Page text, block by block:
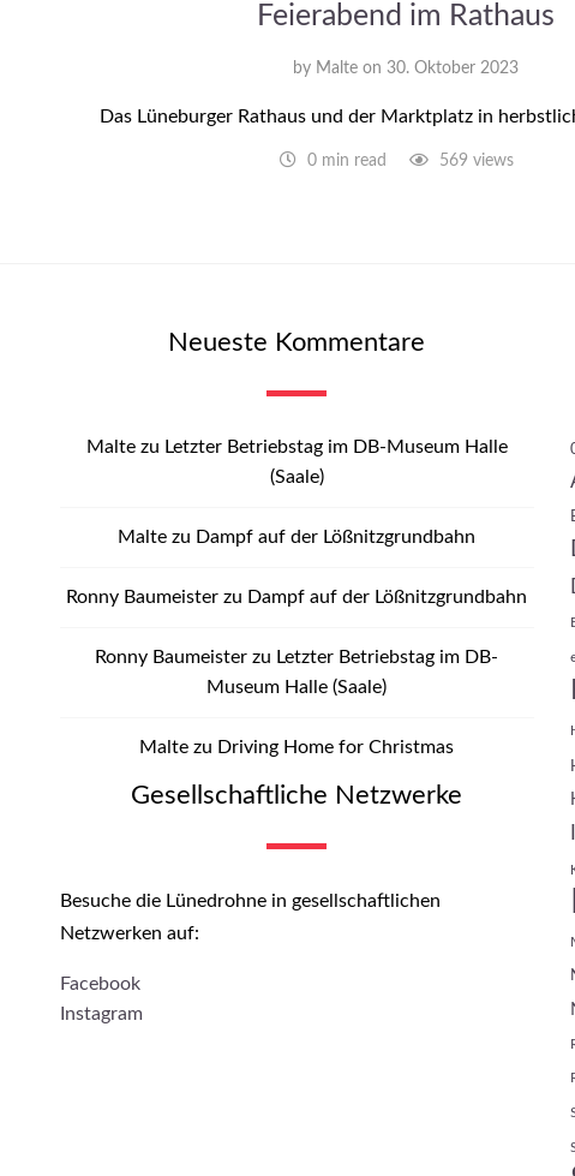
Feierabend im Rathaus
by Malte on30. Oktober 2023
Das Lüneburger Rathaus und der Marktplatz in
0 min read 569 views
Neueste Kommentare
Maltezu Letzter Betriebstag im DB-Museum Halle
(Saale)
Malte zu Dampf auf der Lößnitzgrundbahn
Ronny Baumeister zu Dampf auf der Lößnitzgrundbahn
Ronny Baumeister zu Letzter Betriebstag im DB-
Museum Halle (Saale)
Malte zu Driving Home for Christmas
Gesellschaftliche Netzwerke
Besuche die Lünedrohne in gesellschaftlichen
Netzwerken auf:
Facebook
Instagram